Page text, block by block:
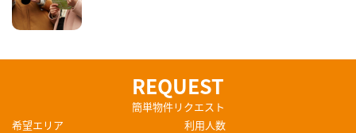
REQUEST
簡単物件リクエスト
希望エリア
利用人数